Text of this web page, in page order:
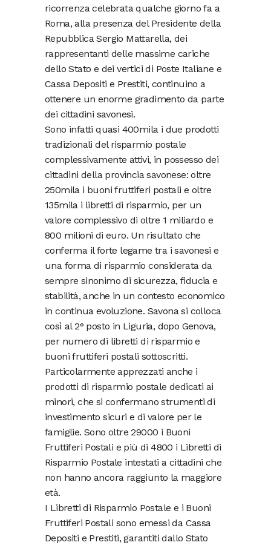
ricorrenza celebrata qualche giorno fa a
Roma, alla presenza del Presidente della
Repubblica Sergio Mattarella, dei
rappresentanti delle massime cariche
dello Stato e dei vertici di Poste Italiane e
Cassa Depositi e Prestiti, continuino a
ottenere un enorme gradimento da parte
dei cittadini savonesi.
Sono infatti quasi 400mila i due prodotti
tradizionali del risparmio postale
complessivamente attivi, in possesso dei
cittadini della provincia savonese: oltre
250mila i buoni fruttiferi postali e oltre
135mila i libretti di risparmio, per un
valore complessivo di oltre 1 miliardo e
800 milioni di euro. Un risultato che
conferma il forte legame tra i savonesi e
una forma di risparmio considerata da
sempre sinonimo di sicurezza, fiducia e
stabilità, anche in un contesto economico
in continua evoluzione. Savona si colloca
così al 2° posto in Liguria, dopo Genova,
per numero di libretti di risparmio e
buoni fruttiferi postali sottoscritti.
Particolarmente apprezzati anche i
prodotti di risparmio postale dedicati ai
minori, che si confermano strumenti di
investimento sicuri e di valore per le
famiglie. Sono oltre 29000 i Buoni
Fruttiferi Postali e più di 4800 i Libretti di
Risparmio Postale intestati a cittadini che
non hanno ancora raggiunto la maggiore
età.
I Libretti di Risparmio Postale e i Buoni
Fruttiferi Postali sono emessi da Cassa
Depositi e Prestiti, garantiti dallo Stato